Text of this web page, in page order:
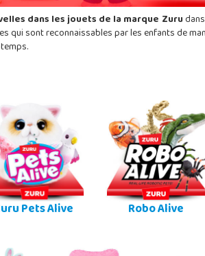
dans les jouets de la marque Zuru
qui sont reconnaissables par les enfants de
Pets Alive Robo Alive